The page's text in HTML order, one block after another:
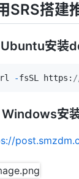
SRS搭建
安装
-fsSL https:
安